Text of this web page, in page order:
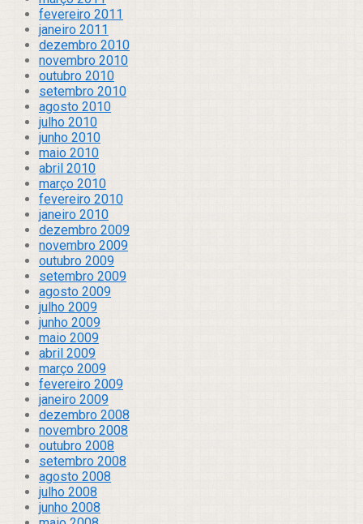
fevereiro 2011
janeiro 2011
dezembro 2010
novembro 2010
outubro 2010
setembro 2010
agosto 2010
julho 2010
junho 2010
maio 2010
abril 2010
março 2010
fevereiro 2010
janeiro 2010
dezembro 2009
novembro 2009
outubro 2009
setembro 2009
agosto 2009
julho 2009
junho 2009
maio 2009
abril 2009
março 2009
fevereiro 2009
janeiro 2009
dezembro 2008
novembro 2008
outubro 2008
setembro 2008
agosto 2008
julho 2008
junho 2008